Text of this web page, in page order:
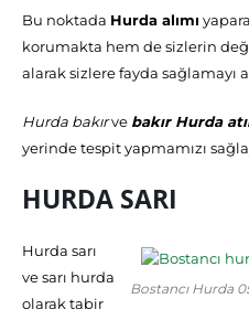
Bu noktada Hurda alımı
korumakta hem de sizlerin
alarak sizlere fayda sağlamayı
Hurda bakırve bakır Hurda
yerinde tespit yapmamızı
HURDA SARI
Bostancı Hurda
Hurda sarı
ve sarı hurda
olarak tabir